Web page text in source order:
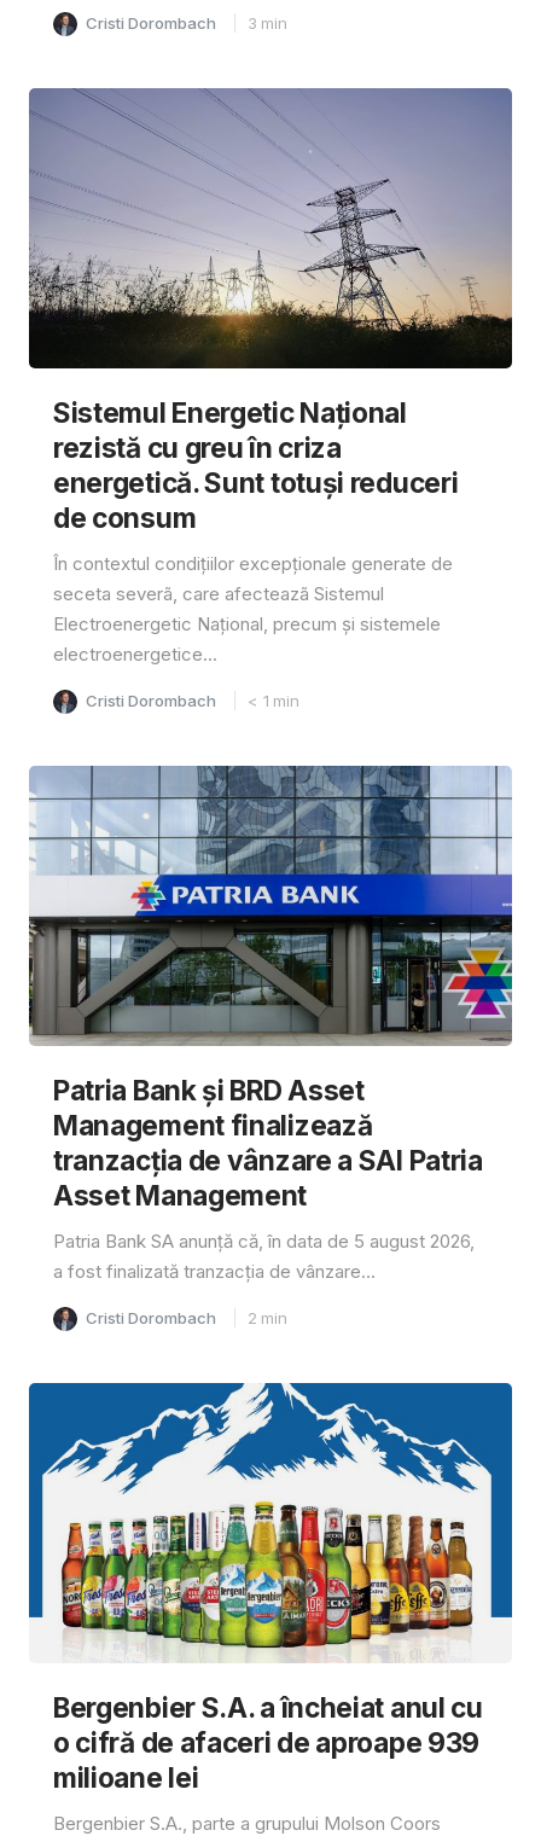
Cristi Dorombach 3 min
Sistemul Energetic Național
rezistă cu greu în criza
energetică. Sunt totuși reduceri
de consum
În contextul condițiilor excepționale generate de
seceta severã, care afecteazã Sistemul
Electroenergetic Național, precum și sistemele
electroenergetice...
Cristi Dorombach < 1 min
Patria Bank și BRD Asset
Management finalizează
tranzacția de vânzare a SAI Patria
Asset Management
Patria Bank SA anunță că, în data de 5 august 2026,
a fost finalizată tranzacția de vânzare...
Cristi Dorombach 2 min
Bergenbier S.A. a încheiat anul cu
o cifră de afaceri de aproape 939
milioane lei
Bergenbier S.A., parte a grupului Molson Coors